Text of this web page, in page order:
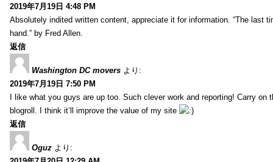
2019年7月19日 4:48 PM
Absolutely indited written content, appreciate it for information. “The last
hand.” by Fred Allen.
返信
Washington DC movers より:
2019年7月19日 7:50 PM
I like what you guys are up too. Such clever work and reporting! Carry
blogroll. I think it’ll improve the value of my site
返信
Oguz より: